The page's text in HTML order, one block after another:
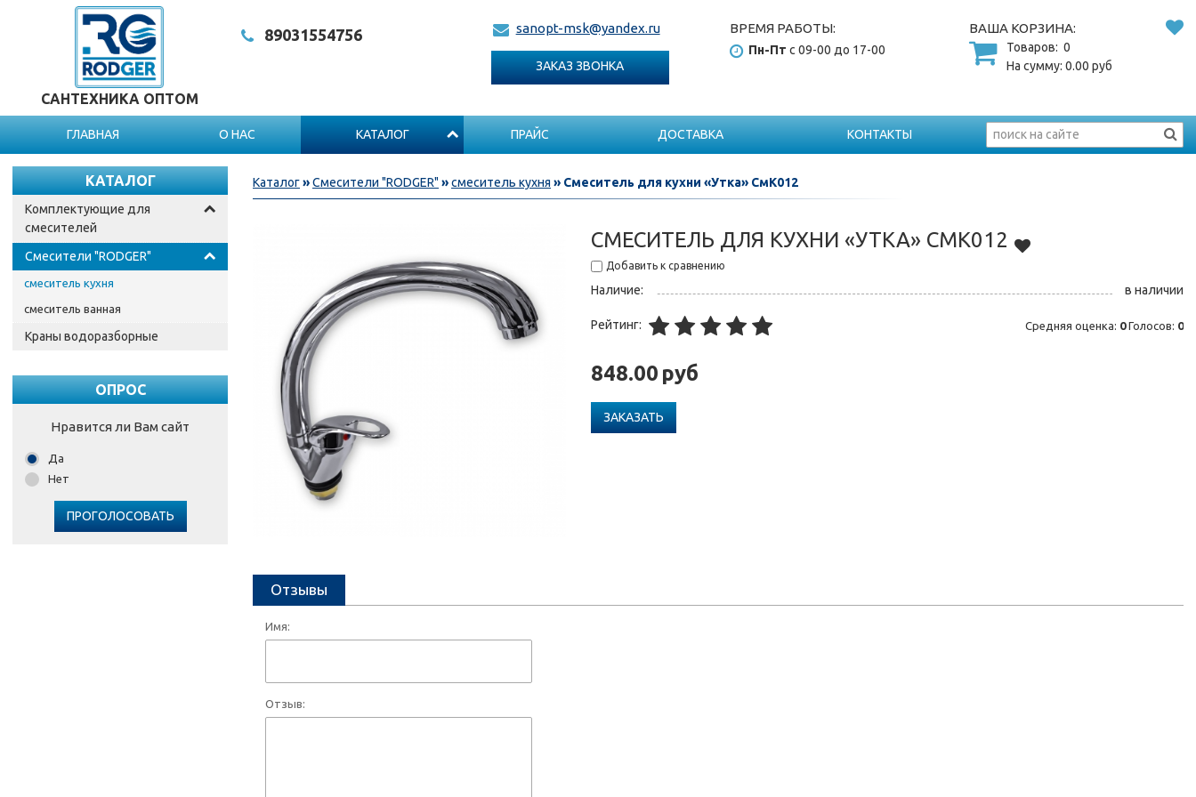
САНТЕХНИКА ОПТОМ
89031554756 sanopt-msk@yandex.ru
ЗАКАЗ ЗВОНКА
ВРЕМЯ РАБОТЫ:
Пн-Пт с 09-00 до 17-00
ВАША КОРЗИНА:
Товаров: 0
На сумму:0.00 руб
ГЛАВНАЯ О НАС КАТАЛОГ ПРАЙС ДОСТАВКА КОНТАКТЫ
КАТАЛОГ
Комплектующие для
смесителей
Смесители "RODGER"
смеситель кухня
смеситель ванная
Краны водоразборные
ОПРОС
Нравится ли Вам сайт
Да
Нет
ПРОГОЛОСОВАТЬ
Каталог»Смесители "RODGER" »смеситель кухня » Смеситель для кухни «Утка» СмК012
СМЕСИТЕЛЬ ДЛЯ КУХНИ «УТКА» СМК012
Добавить к сравнению
Наличие: в наличии
Рейтинг: Средняя оценка: 0Голосов: 0
848.00 руб
ЗАКАЗАТЬ
Отзывы
Имя:
Отзыв: